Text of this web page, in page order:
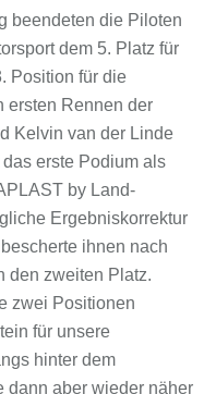
beendeten die Piloten
dem 5. Platz für
Position für die
ersten Rennen der
Kelvin van der Linde
erste Podium als
by Land-
Ergebniskorrektur
ihnen nach
den zweiten Platz.
zwei Positionen
für unsere
hinter dem
dann aber wieder näher